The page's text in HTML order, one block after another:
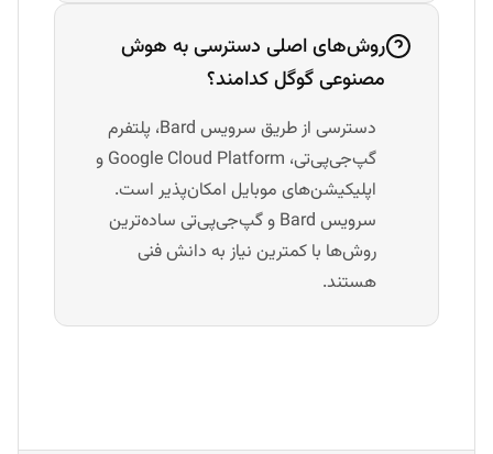
روش‌های اصلی دسترسی به هوش
مصنوعی گوگل کدامند؟
دسترسی از طریق سرویس Bard، پلتفرم
گپ‌جی‌پی‌تی، Google Cloud Platform و
اپلیکیشن‌های موبایل امکان‌پذیر است.
سرویس Bard و گپ‌جی‌پی‌تی ساده‌ترین
روش‌ها با کمترین نیاز به دانش فنی
هستند.